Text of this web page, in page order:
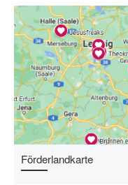
Förderlandkarte